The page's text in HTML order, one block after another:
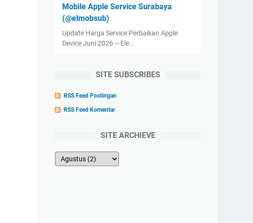
Mobile Apple Service Surabaya
(@elmobsub)
Update Harga Service Perbaikan Apple
Device Juni 2026 – Ele…
SITE SUBSCRIBES
RSS Feed Postingan
RSS Feed Komentar
SITE ARCHIEVE